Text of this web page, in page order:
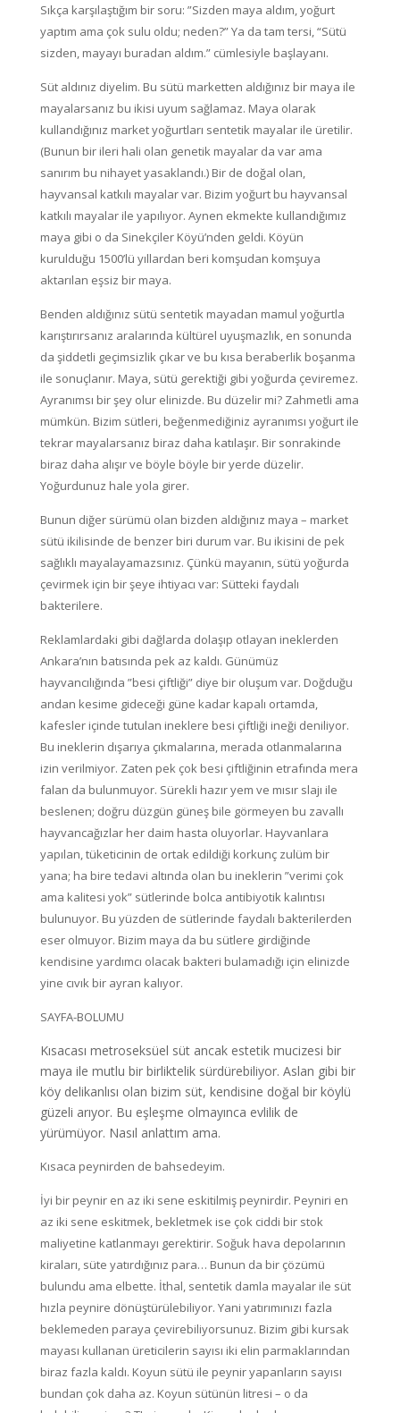
Sıkça karşılaştığım bir soru: ”Sizden maya aldım, yoğurt
yaptım ama çok sulu oldu; neden?” Ya da tam tersi, “Sütü
sizden, mayayı buradan aldım.” cümlesiyle başlayanı.
Süt aldınız diyelim. Bu sütü marketten aldığınız bir maya ile
mayalarsanız bu ikisi uyum sağlamaz. Maya olarak
kullandığınız market yoğurtları sentetik mayalar ile üretilir.
(Bunun bir ileri hali olan genetik mayalar da var ama
sanırım bu nihayet yasaklandı.) Bir de doğal olan,
hayvansal katkılı mayalar var. Bizim yoğurt bu hayvansal
katkılı mayalar ile yapılıyor. Aynen ekmekte kullandığımız
maya gibi o da Sinekçiler Köyü’nden geldi. Köyün
kurulduğu 1500’lü yıllardan beri komşudan komşuya
aktarılan eşsiz bir maya.
Benden aldığınız sütü sentetik mayadan mamul yoğurtla
karıştırırsanız aralarında kültürel uyuşmazlık, en sonunda
da şiddetli geçimsizlik çıkar ve bu kısa beraberlik boşanma
ile sonuçlanır. Maya, sütü gerektiği gibi yoğurda çeviremez.
Ayranımsı bir şey olur elinizde. Bu düzelir mi? Zahmetli ama
mümkün. Bizim sütleri, beğenmediğiniz ayranımsı yoğurt ile
tekrar mayalarsanız biraz daha katılaşır. Bir sonrakinde
biraz daha alışır ve böyle böyle bir yerde düzelir.
Yoğurdunuz hale yola girer.
Bunun diğer sürümü olan bizden aldığınız maya – market
sütü ikilisinde de benzer biri durum var. Bu ikisini de pek
sağlıklı mayalayamazsınız. Çünkü mayanın, sütü yoğurda
çevirmek için bir şeye ihtiyacı var: Sütteki faydalı
bakterilere.
Reklamlardaki gibi dağlarda dolaşıp otlayan ineklerden
Ankara’nın batısında pek az kaldı. Günümüz
hayvancılığında ”besi çiftliği” diye bir oluşum var. Doğduğu
andan kesime gideceği güne kadar kapalı ortamda,
kafesler içinde tutulan ineklere besi çiftliği ineği deniliyor.
Bu ineklerin dışarıya çıkmalarına, merada otlanmalarına
izin verilmiyor. Zaten pek çok besi çiftliğinin etrafında mera
falan da bulunmuyor. Sürekli hazır yem ve mısır slajı ile
beslenen; doğru düzgün güneş bile görmeyen bu zavallı
hayvancağızlar her daim hasta oluyorlar. Hayvanlara
yapılan, tüketicinin de ortak edildiği korkunç zulüm bir
yana; ha bire tedavi altında olan bu ineklerin ”verimi çok
ama kalitesi yok” sütlerinde bolca antibiyotik kalıntısı
bulunuyor. Bu yüzden de sütlerinde faydalı bakterilerden
eser olmuyor. Bizim maya da bu sütlere girdiğinde
kendisine yardımcı olacak bakteri bulamadığı için elinizde
yine cıvık bir ayran kalıyor.
SAYFA-BOLUMU
Kısacası metroseksüel süt ancak estetik mucizesi bir
maya ile mutlu bir birliktelik sürdürebiliyor. Aslan gibi bir
köy delikanlısı olan bizim süt, kendisine doğal bir köylü
güzeli arıyor. Bu eşleşme olmayınca evlilik de
yürümüyor. Nasıl anlattım ama.
Kısaca peynirden de bahsedeyim.
İyi bir peynir en az iki sene eskitilmiş peynirdir. Peyniri en
az iki sene eskitmek, bekletmek ise çok ciddi bir stok
maliyetine katlanmayı gerektirir. Soğuk hava depolarının
kiraları, süte yatırdığınız para… Bunun da bir çözümü
bulundu ama elbette. İthal, sentetik damla mayalar ile süt
hızla peynire dönüştürülebiliyor. Yani yatırımınızı fazla
beklemeden paraya çevirebiliyorsunuz. Bizim gibi kursak
mayası kullanan üreticilerin sayısı iki elin parmaklarından
biraz fazla kaldı. Koyun sütü ile peynir yapanların sayısı
bundan çok daha az. Koyun sütünün litresi – o da